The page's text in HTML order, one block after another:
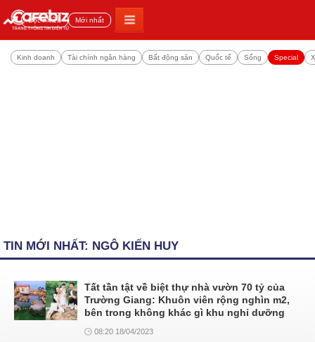
Đọc nhiều Mới nhất
Kinh doanh Tài chính ngân hàng Bất động sản Quốc tế Sống Special
TIN MỚI NHẤT: NGÔ KIẾN HUY
Tất tần tật về biệt thự nhà vườn 70 tỷ của
Trường Giang: Khuôn viên rộng nghìn m2,
bên trong không khác gì khu nghỉ dưỡng
08:20 18/04/2023